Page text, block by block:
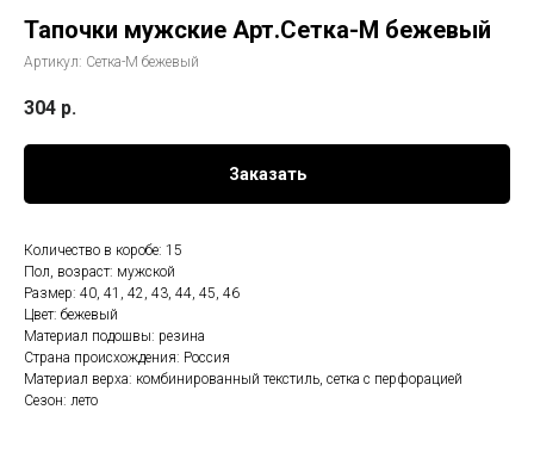
Тапочки мужские Арт.Сетка-М бежевый
Артикул: Сетка-М бежевый
304 р.
Заказать
Количество в коробе: 15
Пол, возраст: мужской
Размер: 40, 41, 42, 43, 44, 45, 46
Цвет: бежевый
Материал подошвы: резина
Страна происхождения: Россия
Материал верха: комбинированный текстиль, сетка с перфорацией
Сезон: лето